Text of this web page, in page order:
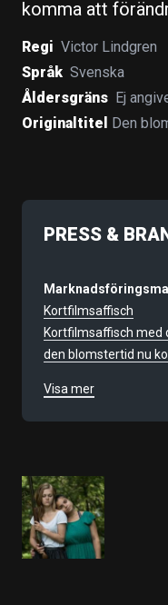
komma att
Regi Victor Lindgren
Språk Svenska
Åldersgräns Ej
Originaltitel Den
PRESS &
Kortfilmsaffisch
Kortfilmsaffisch med
den blomstertid nu
Visa mer